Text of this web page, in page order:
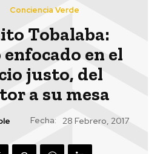
Conciencia Verde
Tobalaba:
en el
justo, del
a su mesa
Fecha: 28 Febrero, 2017